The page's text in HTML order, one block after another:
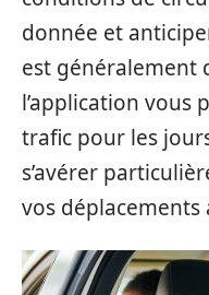
donnée et
est généralement
l’application vous
trafic pour les
s’avérer
vos déplacements